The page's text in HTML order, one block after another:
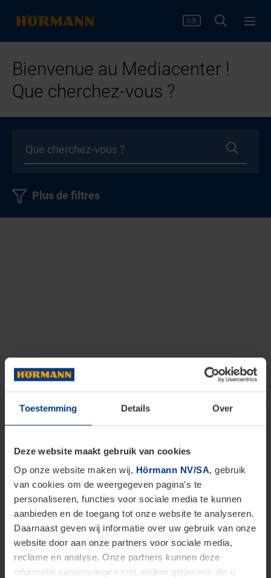
Toestemming Details Over
Deze website maakt gebruik van cookies
Op onze website maken wij, Hörmann NV/SA, gebruik
van cookies om de weergegeven pagina's te
personaliseren, functies voor sociale media te kunnen
aanbieden en de toegang tot onze website te analyseren.
Daarnaast geven wij informatie over uw gebruik van onze
website door aan onze partners voor sociale media,
reclame en analyse. Onze partners kunnen deze
informatie samenvoegen met andere gegevens die u
Bienvenue au Mediacenter !
Que cherchez-vous ?
Plus de filtres